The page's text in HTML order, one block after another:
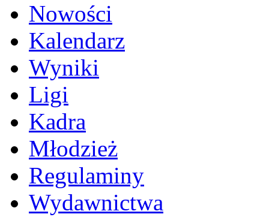
Nowości
Kalendarz
Wyniki
Ligi
Kadra
Młodzież
Regulaminy
Wydawnictwa